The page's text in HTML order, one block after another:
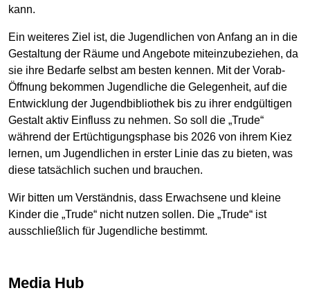
kann.
Ein weiteres Ziel ist, die Jugendlichen von Anfang an in die
Gestaltung der Räume und Angebote miteinzubeziehen, da
sie ihre Bedarfe selbst am besten kennen. Mit der Vorab-
Öffnung bekommen Jugendliche die Gelegenheit, auf die
Entwicklung der Jugendbibliothek bis zu ihrer endgültigen
Gestalt aktiv Einfluss zu nehmen. So soll die „Trude“
während der Ertüchtigungsphase bis 2026 von ihrem Kiez
lernen, um Jugendlichen in erster Linie das zu bieten, was
diese tatsächlich suchen und brauchen.
Wir bitten um Verständnis, dass Erwachsene und kleine
Kinder die „Trude“ nicht nutzen sollen. Die „Trude“ ist
ausschließlich für Jugendliche bestimmt.
Media Hub